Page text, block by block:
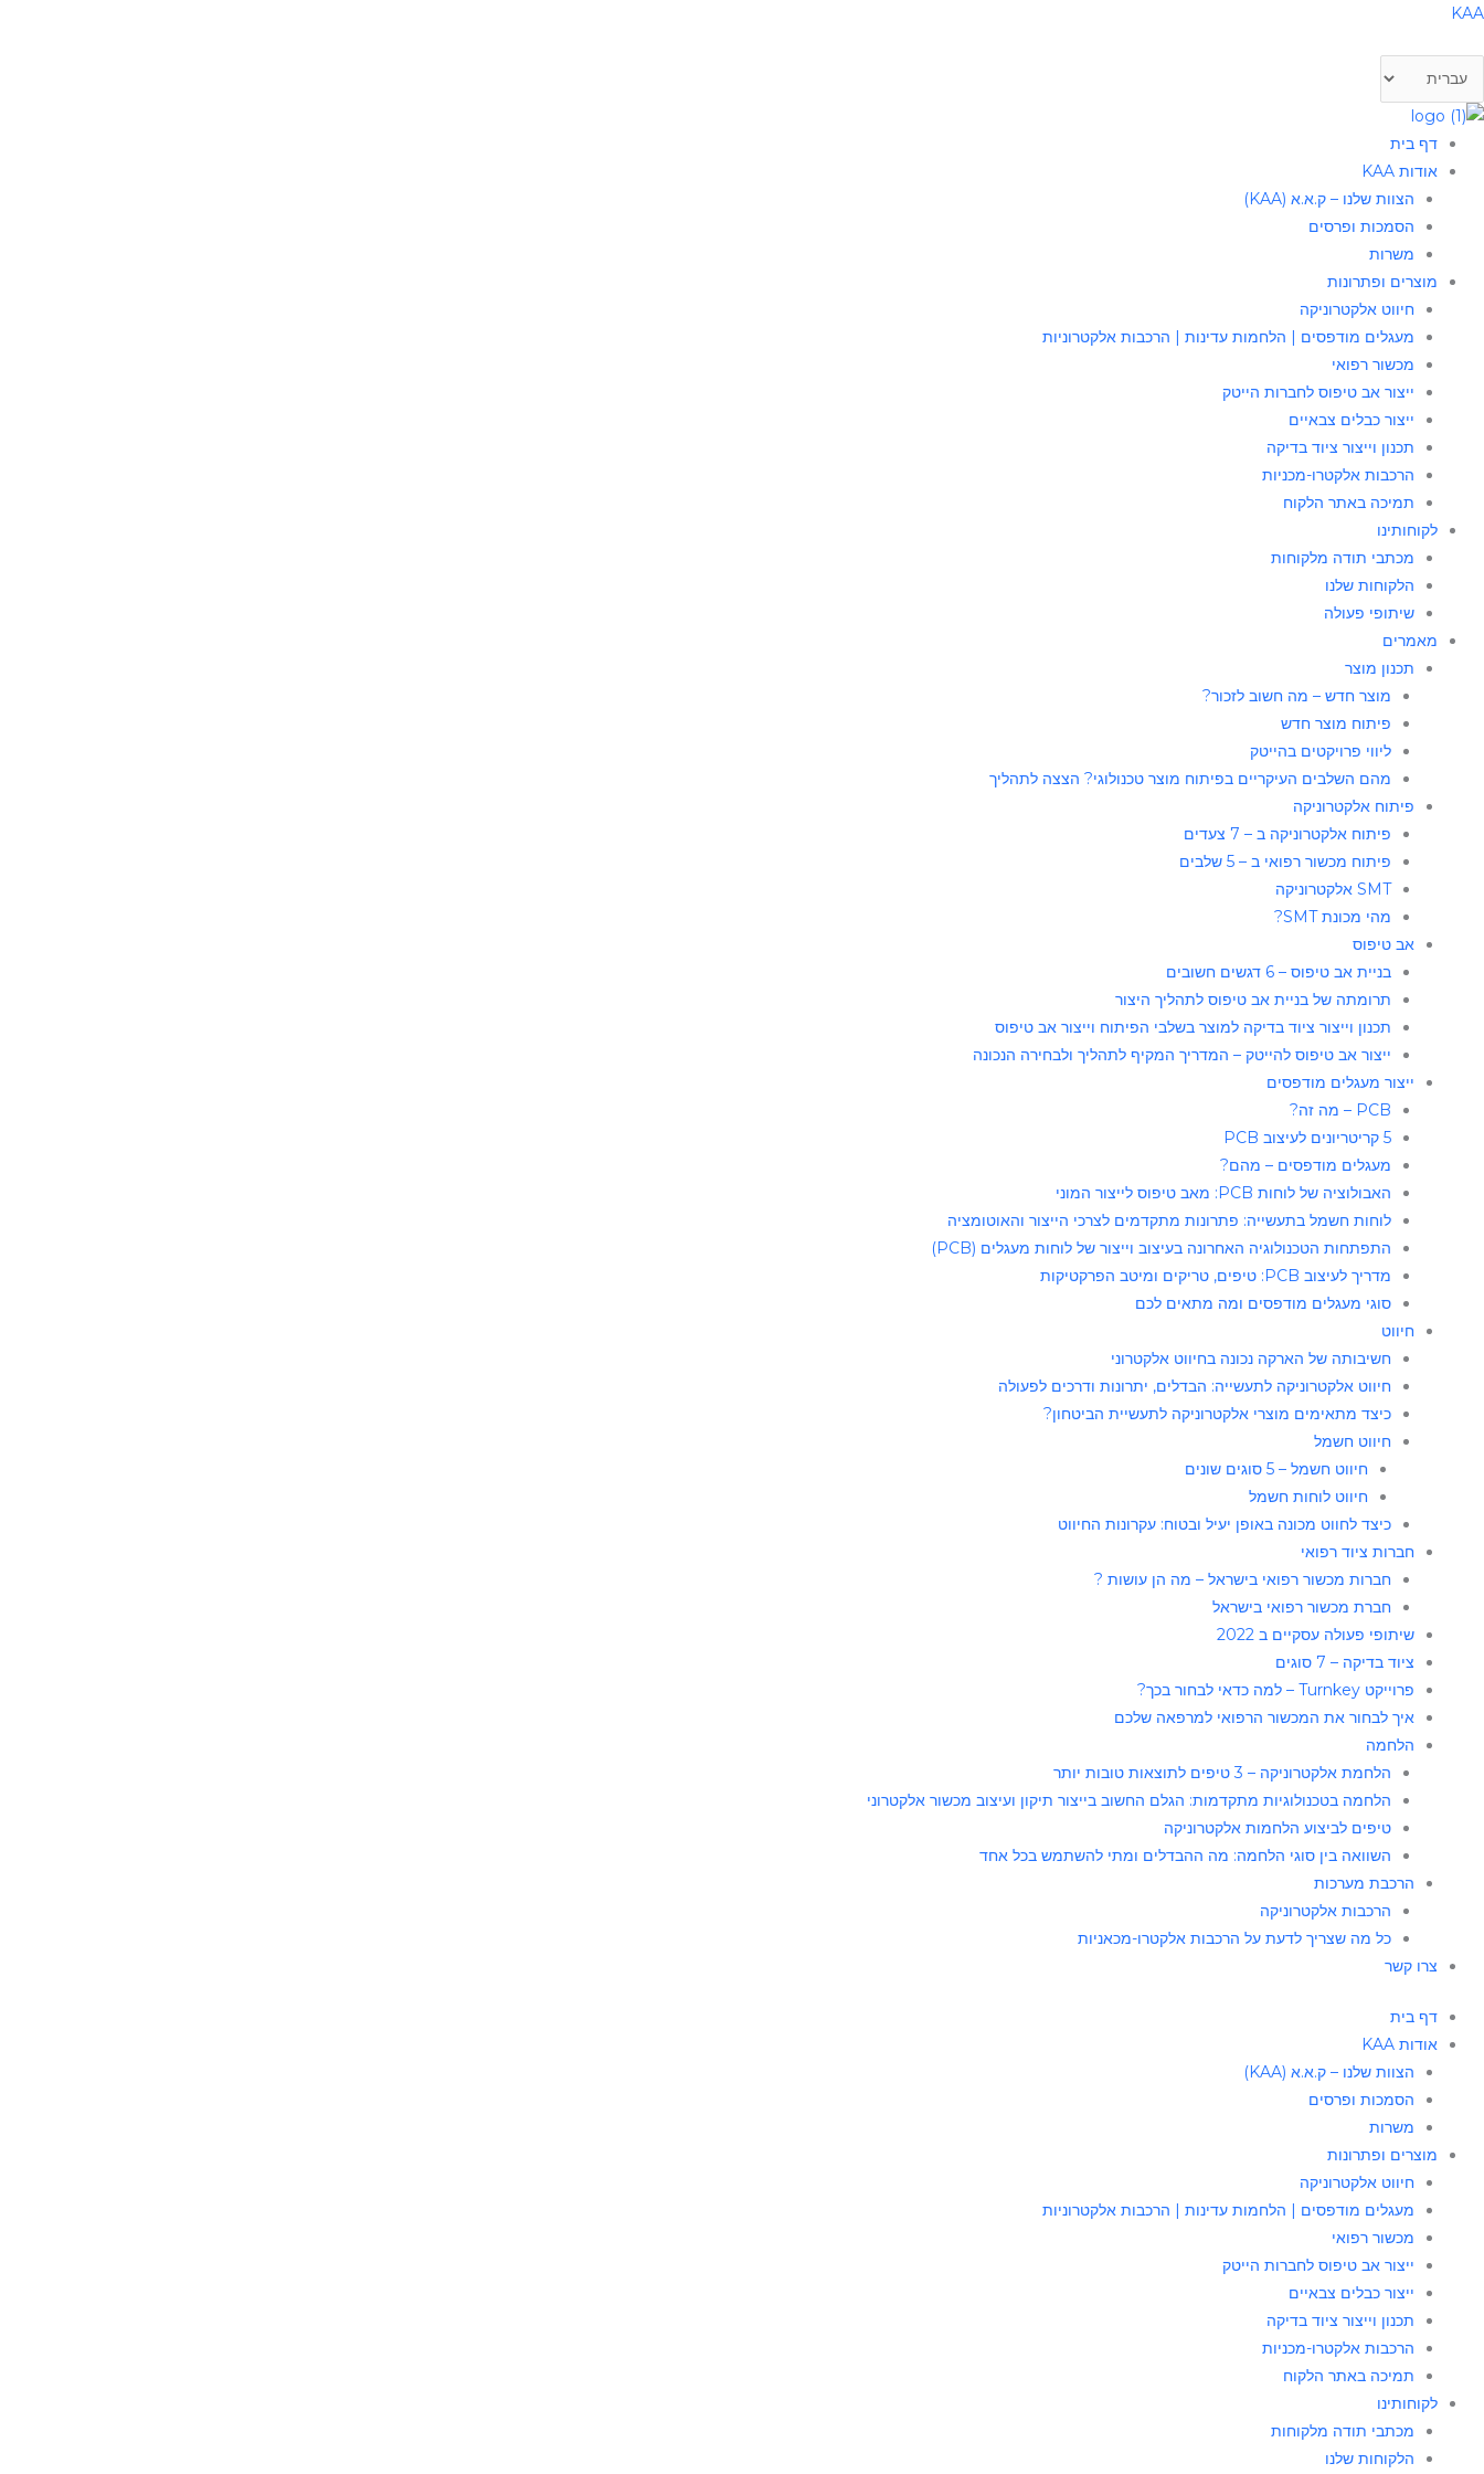
דילוג
KAA
בחירת
דף בית
אודות KAA
הצוות שלנו – ק.א.א (KAA)
הסמכות ופרסים
משרות
מוצרים ופתרונות
חיווט אלקטרוניקה
מעגלים מודפסים | הלחמות עדינות | הרכבות אלקטרוניות
מכשור רפואי
ייצור אב טיפוס לחברות הייטק
ייצור כבלים צבאיים
תכנון וייצור ציוד בדיקה
הרכבות אלקטרו-מכניות
תמיכה באתר הלקוח
לקוחותינו
מכתבי תודה מלקוחות
הלקוחות שלנו
שיתופי פעולה
מאמרים
תכנון מוצר
מוצר חדש – מה חשוב לזכור?
פיתוח מוצר חדש
ליווי פרויקטים בהייטק
מהם השלבים העיקריים בפיתוח מוצר טכנולוגי? הצצה לתהליך
פיתוח אלקטרוניקה
פיתוח אלקטרוניקה ב – 7 צעדים
פיתוח מכשור רפואי ב – 5 שלבים
SMT אלקטרוניקה
מהי מכונת SMT?
אב טיפוס
בניית אב טיפוס – 6 דגשים חשובים
תרומתה של בניית אב טיפוס לתהליך היצור​
תכנון וייצור ציוד בדיקה למוצר בשלבי הפיתוח וייצור אב טיפוס
ייצור אב טיפוס להייטק – המדריך המקיף לתהליך ולבחירה הנכונה
ייצור מעגלים מודפסים
PCB – מה זה?
5 קריטריונים לעיצוב PCB
מעגלים מודפסים – מהם?
האבולוציה של לוחות PCB: מאב טיפוס לייצור המוני
לוחות חשמל בתעשייה: פתרונות מתקדמים לצרכי הייצור והאוטומציה
התפתחות הטכנולוגיה האחרונה בעיצוב וייצור של לוחות מעגלים (PCB)
מדריך לעיצוב PCB: טיפים, טריקים ומיטב הפרקטיקות
סוגי מעגלים מודפסים ומה מתאים לכם
חיווט
חשיבותה של הארקה נכונה בחיווט אלקטרוני
חיווט אלקטרוניקה לתעשייה: הבדלים, יתרונות ודרכים לפעולה
כיצד מתאימים מוצרי אלקטרוניקה לתעשיית הביטחון?
חיווט חשמל
חיווט חשמל – 5 סוגים שונים
חיווט לוחות חשמל​
כיצד לחווט מכונה באופן יעיל ובטוח: עקרונות החיווט
חברות ציוד רפואי
חברות מכשור רפואי בישראל – מה הן עושות ?
חברת מכשור רפואי בישראל
שיתופי פעולה עסקיים ב 2022
ציוד בדיקה – 7 סוגים
פרוייקט Turnkey – למה כדאי לבחור בכך?
איך לבחור את המכשור הרפואי למרפאה שלכם
הלחמה
הלחמת אלקטרוניקה – 3 טיפים לתוצאות טובות יותר
הלחמה בטכנולוגיות מתקדמות: הגלם החשוב בייצור תיקון ועיצוב מכשור אלקטרוני
טיפים לביצוע הלחמות אלקטרוניקה
השוואה בין סוגי הלחמה: מה ההבדלים ומתי להשתמש בכל אחד
הרכבת מערכות
הרכבות אלקטרוניקה
כל מה שצריך לדעת על הרכבות אלקטרו-מכאניות
צרו קשר
דף בית
אודות KAA
הצוות שלנו – ק.א.א (KAA)
הסמכות ופרסים
משרות
מוצרים ופתרונות
חיווט אלקטרוניקה
מעגלים מודפסים | הלחמות עדינות | הרכבות אלקטרוניות
מכשור רפואי
ייצור אב טיפוס לחברות הייטק
ייצור כבלים צבאיים
תכנון וייצור ציוד בדיקה
הרכבות אלקטרו-מכניות
תמיכה באתר הלקוח
לקוחותינו
מכתבי תודה מלקוחות
הלקוחות שלנו